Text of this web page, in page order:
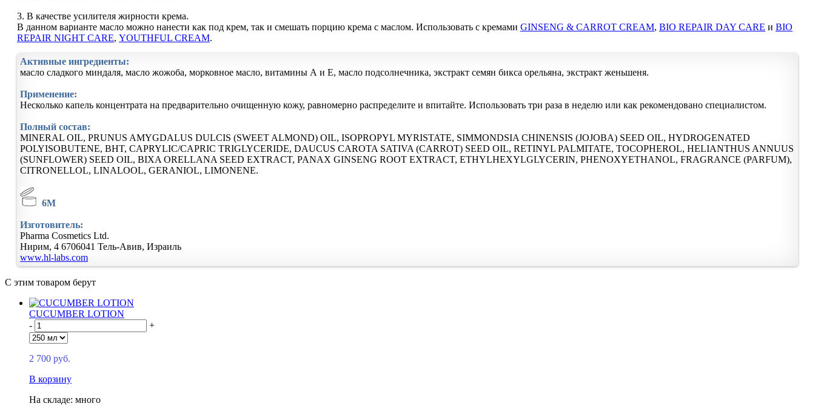
3. В качестве усилителя жирности крема.
В данном варианте масло можно нанести как под крем, так и смешать порцию крема с маслом. Использовать с кремами GINSENG & CARROT CREAM, BIO REPAIR DAY CARE и BIO
REPAIR NIGHT CARE, YOUTHFUL CREAM.
Активные ингредиенты:
масло сладкого миндаля, масло жожоба, морковное масло, витамины А и Е, масло подсолнечника, экстракт семян бикса орельяна, экстракт женьшеня.
Применение:
Несколько капель концентрата на предварительно очищенную кожу, равномерно распределите и впитайте. Использовать три раза в неделю или как рекомендовано специалистом.
Полный состав:
MINERAL OIL, PRUNUS AMYGDALUS DULCIS (SWEET ALMOND) OIL, ISOPROPYL MYRISTATE, SIMMONDSIA CHINENSIS (JOJOBA) SEED OIL, HYDROGENATED
POLYISOBUTENE, BHT, CAPRYLIC/CAPRIC TRIGLYCERIDE, DAUCUS CAROTA SATIVA (CARROT) SEED OIL, RETINYL PALMITATE, TOCOPHEROL, HELIANTHUS ANNUUS
(SUNFLOWER) SEED OIL, BIXA ORELLANA SEED EXTRACT, PANAX GINSENG ROOT EXTRACT, ETHYLHEXYLGLYCERIN, PHENOXYETHANOL, FRAGRANCE (PARFUM),
CITRONELLOL, LINALOOL, GERANIOL, LIMONENE.
6M
Изготовитель:
Pharma Cosmetics Ltd.
Нирим, 4 6706041 Тель-Авив, Израиль
www.hl-labs.com
С этим товаром берут
CUCUMBER LOTION
-
+
2 700 руб.
В корзину
На складе: много